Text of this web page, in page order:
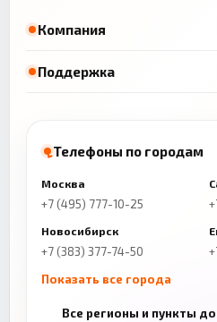
Компания
Поддержка
Телефоны по городам
Москва
+7 (495) 777-10-25
Новосибирск
+7 (383) 377-74-50
Показать все города
Все регионы и пункты